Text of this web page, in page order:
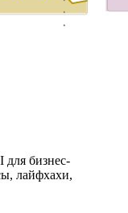
для бизнес-
лайфхахи,